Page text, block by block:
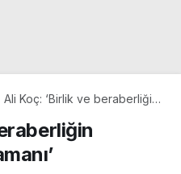
Ali Koç: ‘Birlik ve beraberliğin